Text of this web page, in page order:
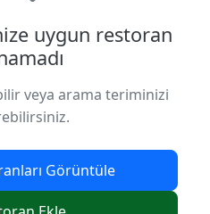
uygun restoran
veya arama teriminizi
Görüntüle